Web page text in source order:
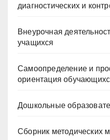
диагностических и
Внеурочная
учащихся
Самоопределение и
ориентация
Дошкольные
Сборник методических